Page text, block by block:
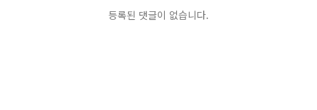
등록된 댓글이 없습니다.